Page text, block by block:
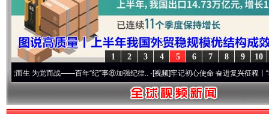
10
9
8
7
6
5
4
3
2
1
而战——百年“纪”事⑧加强纪律..·[视频]牢记初心使命 奋进复兴征程丨“转折之城”激